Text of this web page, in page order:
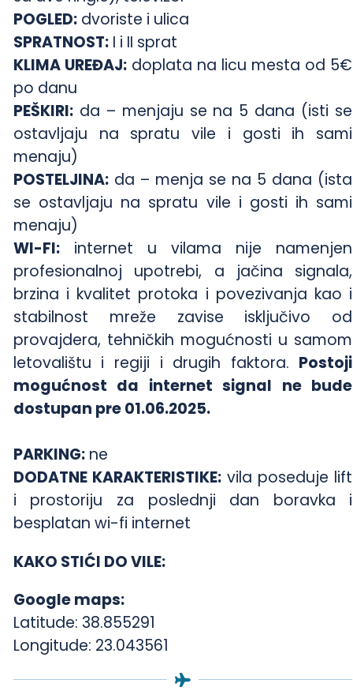
POGLED:dvoriste i ulica
SPRATNOST:I i II sprat
KLIMA UREĐAJ:doplata na licu mesta od 5€
po danu
PEŠKIRI:da – menjaju se na 5 dana (isti se
ostavljaju na spratu vile i gosti ih sami
menaju)
POSTELJINA:da – menja se na 5 dana (ista
se ostavljaju na spratu vile i gosti ih sami
menaju)
WI-FI:internet u vilama nije namenjen
profesionalnoj upotrebi, a jačina signala,
brzina i kvalitet protoka i povezivanja kao i
stabilnost mreže zavise isključivo od
provajdera, tehničkih mogućnosti u samom
letovalištu i regiji i drugih faktora. Postoji
mogućnost da internet signal ne bude
dostupan pre 01.06.2025.
PARKING:ne
DODATNE KARAKTERISTIKE:vila poseduje lift
i prostoriju za poslednji dan boravka i
besplatan wi-fi internet
KAKO STIĆI DO VILE:
Google maps:
Latitude: 38.855291
Longitude: 23.043561